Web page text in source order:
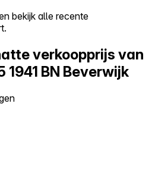
bekijk alle recente
verkoopprijs van
1941 BN Beverwijk